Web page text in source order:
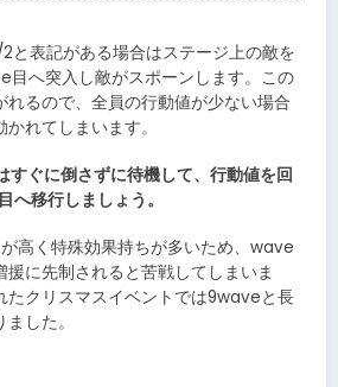
と表記がある場合はステージ上の敵を
目へ突入し敵がスポーンします。この
れるので、全員の行動値が少ない場合
れてしまいます。
すぐに倒さずに待機して、行動値を回
移行しましょう。
高く特殊効果持ちが多いため、wave
に先制されると苦戦してしまいま
たクリスマスイベントでは9waveと長
した。